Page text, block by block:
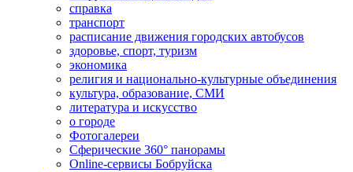
справка
транспорт
расписание движения городских автобусов
здоровье, спорт, туризм
экономика
религия и национально-культурные объединения
культура, образование, СМИ
литература и искусство
о городе
Фотогалереи
Сферические 360° панорамы
Online-сервисы Бобруйска